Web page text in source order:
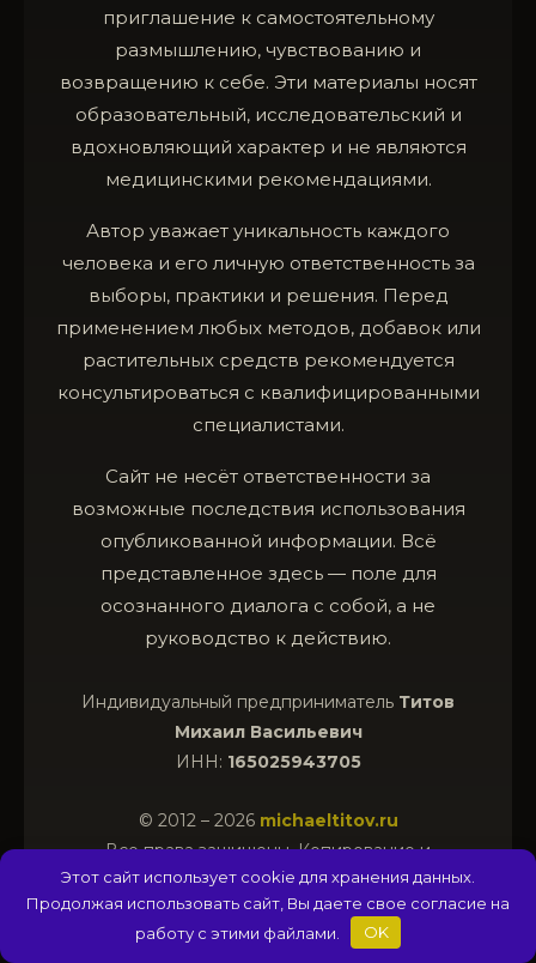
приглашение к самостоятельному
размышлению, чувствованию и
возвращению к себе. Эти материалы носят
образовательный, исследовательский и
вдохновляющий характер и не являются
медицинскими рекомендациями.
Автор уважает уникальность каждого
человека и его личную ответственность за
выборы, практики и решения. Перед
применением любых методов, добавок или
растительных средств рекомендуется
консультироваться с квалифицированными
специалистами.
Сайт не несёт ответственности за
возможные последствия использования
опубликованной информации. Всё
представленное здесь — поле для
осознанного диалога с собой, а не
руководство к действию.
Индивидуальный предприниматель Титов
Михаил Васильевич
ИНН: 165025943705
© 2012 – 2026 michaeltitov.ru
Все права защищены. Копирование и
использование материалов допускается только с
письменного согласия правообладателя.
Этот сайт использует cookie для хранения данных.
Продолжая использовать сайт, Вы даете свое согласие на
работу с этими файлами.
OK